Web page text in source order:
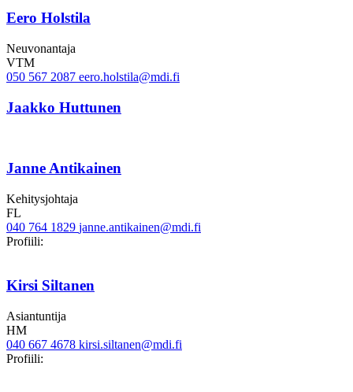
Eero Holstila
Neuvonantaja
VTM
050 567 2087 eero.holstila@mdi.fi
Jaakko Huttunen
Janne Antikainen
Kehitysjohtaja
FL
040 764 1829 janne.antikainen@mdi.fi
Profiili:
Kirsi Siltanen
Asiantuntija
HM
040 667 4678 kirsi.siltanen@mdi.fi
Profiili: